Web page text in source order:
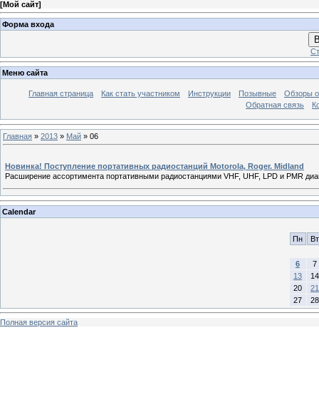
[Мой сайт]
Форма входа
Меню сайта
Главная страница Как стать участником Инструкции Позывные
Обзоры
Обратная связь
Главная » 2013 » Май » 06
Новинка! Поступление портативных радиостанций Motorola, Roger. Midland
Расширение ассортимента портативными радиостанциями VHF, UHF, LPD и PMR
Calendar
Пн Вт
6
7
13
14
20
21
27
28
Полная версия сайта